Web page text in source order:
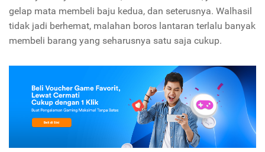
gelap mata membeli baju kedua, dan seterusnya. Walhasil
tidak jadi berhemat, malahan boros lantaran terlalu banyak
membeli barang yang seharusnya satu saja cukup.